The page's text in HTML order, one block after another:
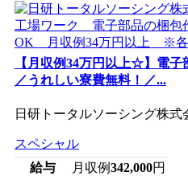
【月収例34万円以上☆】電
／うれしい寮費無料！／...
日研トータルソーシング株
スペシャル
給与
月収例342,000円